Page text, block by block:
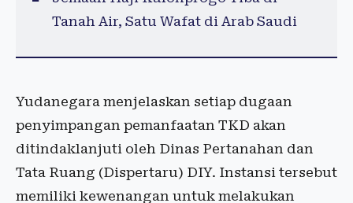
Tanah Air, Satu Wafat di Arab Saudi
Yudanegara menjelaskan setiap dugaan
penyimpangan pemanfaatan TKD akan
ditindaklanjuti oleh Dinas Pertanahan dan
Tata Ruang (Dispertaru) DIY. Instansi tersebut
memiliki kewenangan untuk melakukan